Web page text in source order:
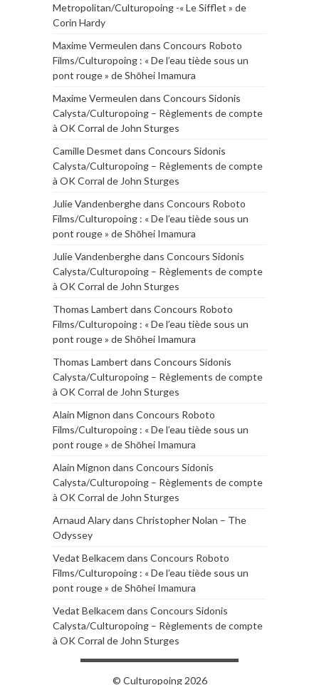
Metropolitan/Culturopoing -« Le Sifflet » de
Corin Hardy
Maxime Vermeulen dans Concours Roboto
Films/Culturopoing : « De l’eau tiède sous un
pont rouge » de Shōhei Imamura
Maxime Vermeulen dans Concours Sidonis
Calysta/Culturopoing – Règlements de compte
à OK Corral de John Sturges
Camille Desmet dans Concours Sidonis
Calysta/Culturopoing – Règlements de compte
à OK Corral de John Sturges
Julie Vandenberghedans Concours Roboto
Films/Culturopoing : « De l’eau tiède sous un
pont rouge » de Shōhei Imamura
Julie Vandenberghedans Concours Sidonis
Calysta/Culturopoing – Règlements de compte
à OK Corral de John Sturges
Thomas Lambert dans Concours Roboto
Films/Culturopoing : « De l’eau tiède sous un
pont rouge » de Shōhei Imamura
Thomas Lambert dans Concours Sidonis
Calysta/Culturopoing – Règlements de compte
à OK Corral de John Sturges
Alain Mignon dans Concours Roboto
Films/Culturopoing : « De l’eau tiède sous un
pont rouge » de Shōhei Imamura
Alain Mignon dans Concours Sidonis
Calysta/Culturopoing – Règlements de compte
à OK Corral de John Sturges
Arnaud Alarydans Christopher Nolan – The
Odyssey
Vedat Belkacem dans Concours Roboto
Films/Culturopoing : « De l’eau tiède sous un
pont rouge » de Shōhei Imamura
Vedat Belkacem dans Concours Sidonis
Calysta/Culturopoing – Règlements de compte
à OK Corral de John Sturges
© Culturopoing 2026